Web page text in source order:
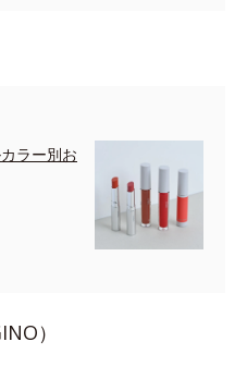
ラー別お
）